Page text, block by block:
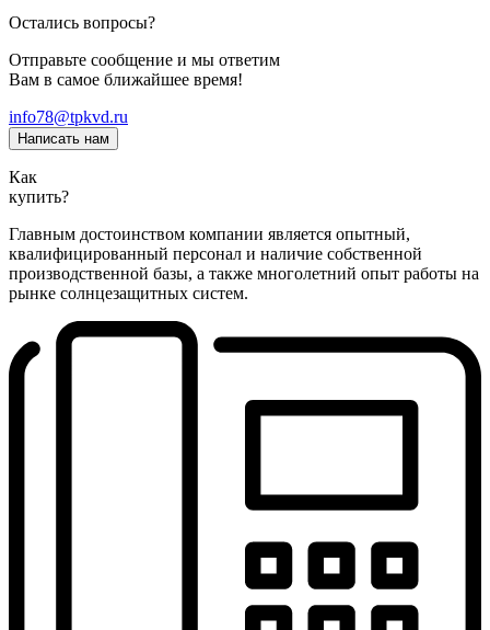
Остались вопросы?
Отправьте сообщение и мы ответим
Вам в самое ближайшее время!
info78@tpkvd.ru
Написать нам
Как
купить?
Главным достоинством компании является опытный,
квалифицированный персонал и наличие собственной
производственной базы, а также многолетний опыт работы на
рынке солнцезащитных систем.